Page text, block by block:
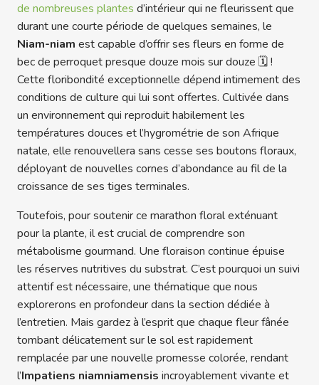
de nombreuses plantes d’intérieur qui ne fleurissent que
durant une courte période de quelques semaines, le
Niam-niam est capable d’offrir ses fleurs en forme de
bec de perroquet presque douze mois sur douze 🗓️ !
Cette floribondité exceptionnelle dépend intimement des
conditions de culture qui lui sont offertes. Cultivée dans
un environnement qui reproduit habilement les
températures douces et l’hygrométrie de son Afrique
natale, elle renouvellera sans cesse ses boutons floraux,
déployant de nouvelles cornes d’abondance au fil de la
croissance de ses tiges terminales.
Toutefois, pour soutenir ce marathon floral exténuant
pour la plante, il est crucial de comprendre son
métabolisme gourmand. Une floraison continue épuise
les réserves nutritives du substrat. C’est pourquoi un suivi
attentif est nécessaire, une thématique que nous
explorerons en profondeur dans la section dédiée à
l’entretien. Mais gardez à l’esprit que chaque fleur fânée
tombant délicatement sur le sol est rapidement
remplacée par une nouvelle promesse colorée, rendant
l’Impatiens niamniamensis incroyablement vivante et